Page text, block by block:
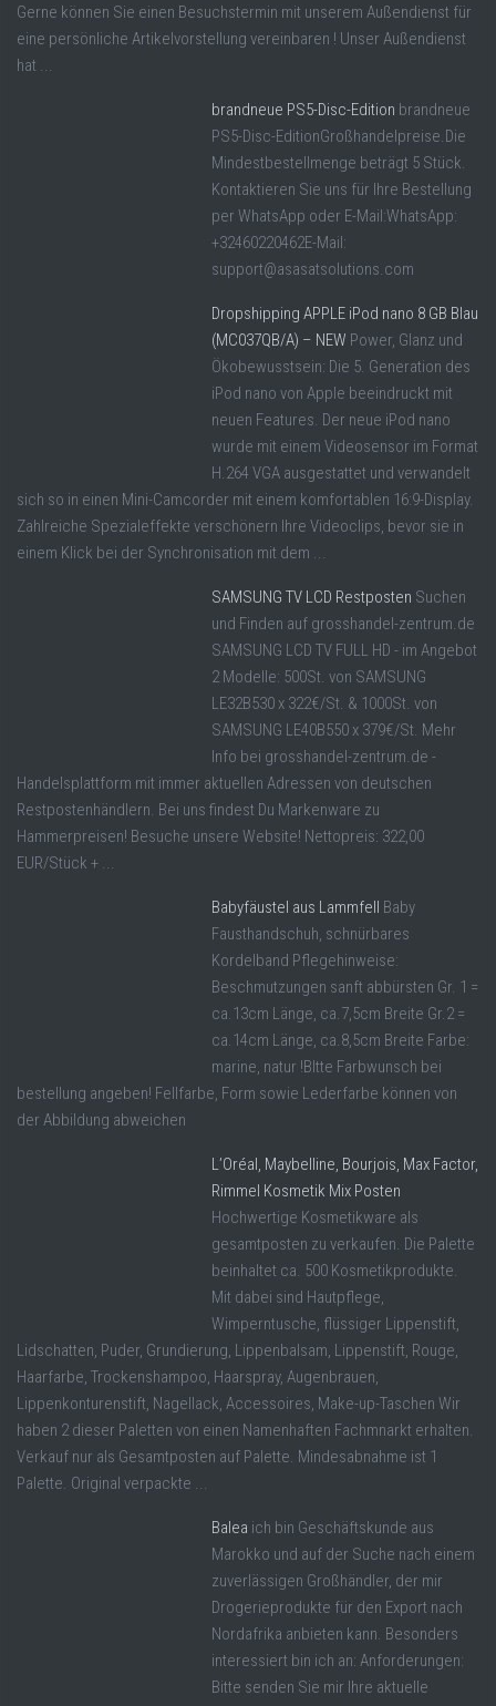
Gerne können Sie einen Besuchstermin mit unserem Außendienst für
eine persönliche Artikelvorstellung vereinbaren ! Unser Außendienst
hat ...
brandneue PS5-Disc-Edition brandneue
PS5-Disc-EditionGroßhandelpreise.Die
Mindestbestellmenge beträgt 5 Stück.
Kontaktieren Sie uns für Ihre Bestellung
per WhatsApp oder E-Mail:WhatsApp:
+32460220462E-Mail:
support@asasatsolutions.com
Dropshipping APPLE iPod nano 8 GB Blau
(MC037QB/A) – NEW Power, Glanz und
Ökobewusstsein: Die 5. Generation des
iPod nano von Apple beeindruckt mit
neuen Features. Der neue iPod nano
wurde mit einem Videosensor im Format
H.264 VGA ausgestattet und verwandelt
sich so in einen Mini-Camcorder mit einem komfortablen 16:9-Display.
Zahlreiche Spezialeffekte verschönern Ihre Videoclips, bevor sie in
einem Klick bei der Synchronisation mit dem ...
SAMSUNG TV LCD Restposten Suchen
und Finden auf grosshandel-zentrum.de
SAMSUNG LCD TV FULL HD - im Angebot
2 Modelle: 500St. von SAMSUNG
LE32B530 x 322€/St. & 1000St. von
SAMSUNG LE40B550 x 379€/St. Mehr
Info bei grosshandel-zentrum.de -
Handelsplattform mit immer aktuellen Adressen von deutschen
Restpostenhändlern. Bei uns findest Du Markenware zu
Hammerpreisen! Besuche unsere Website! Nettopreis: 322,00
EUR/Stück + ...
Babyfäustel aus Lammfell Baby
Fausthandschuh, schnürbares
Kordelband Pflegehinweise:
Beschmutzungen sanft abbürsten Gr. 1 =
ca.13cm Länge, ca.7,5cm Breite Gr.2 =
ca.14cm Länge, ca.8,5cm Breite Farbe:
marine, natur !BItte Farbwunsch bei
bestellung angeben! Fellfarbe, Form sowie Lederfarbe können von
der Abbildung abweichen
L’Oréal, Maybelline, Bourjois, Max Factor,
Rimmel Kosmetik Mix Posten
Hochwertige Kosmetikware als
gesamtposten zu verkaufen. Die Palette
beinhaltet ca. 500 Kosmetikprodukte.
Mit dabei sind Hautpflege,
Wimperntusche, flüssiger Lippenstift,
Lidschatten, Puder, Grundierung, Lippenbalsam, Lippenstift, Rouge,
Haarfarbe, Trockenshampoo, Haarspray, Augenbrauen,
Lippenkonturenstift, Nagellack, Accessoires, Make-up-Taschen Wir
haben 2 dieser Paletten von einen Namenhaften Fachmnarkt erhalten.
Verkauf nur als Gesamtposten auf Palette. Mindesabnahme ist 1
Palette. Original verpackte ...
Balea ich bin Geschäftskunde aus
Marokko und auf der Suche nach einem
zuverlässigen Großhändler, der mir
Drogerieprodukte für den Export nach
Nordafrika anbieten kann. Besonders
interessiert bin ich an: Anforderungen:
Bitte senden Sie mir Ihre aktuelle